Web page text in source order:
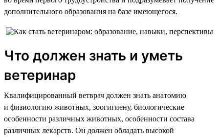
дополнительного образования на базе имеющегося.
Что должен знать и уметь
ветеринар
Квалифицированный ветврач должен знать анатомию
и физиологию животных, зоогигиену, биологические
особенности различных животных, особенности состава
различных лекарств. Он должен обладать высокой